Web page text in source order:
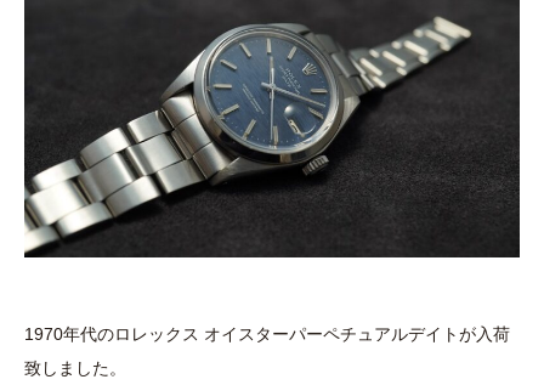
1970年代のロレックス オイスターパーペチュアルデイトが入荷
致しました。